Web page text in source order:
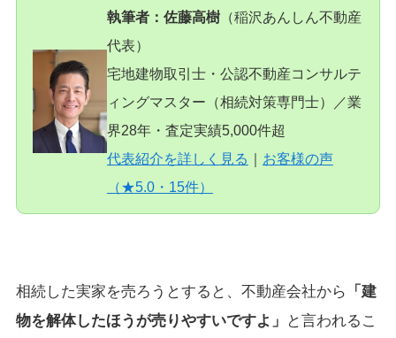
執筆者：佐藤高樹（稲沢あんしん不動産
代表）
宅地建物取引士・公認不動産コンサルテ
ィングマスター（相続対策専門士）／業
界28年・査定実績5,000件超
代表紹介を詳しく見る ｜ お客様の声
（★5.0・15件）
相続した実家を売ろうとすると、不動産会社から
「建
物を解体したほうが売りやすいですよ」
と言われるこ